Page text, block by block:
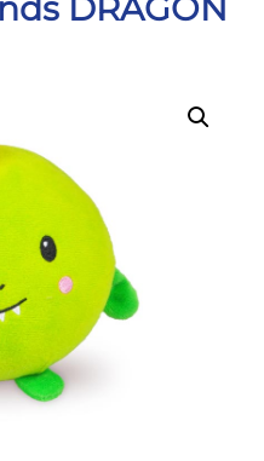
DRAGON